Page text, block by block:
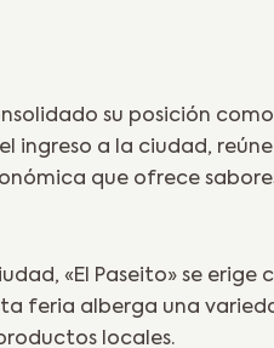
su posición
ingreso a la ciudad,
que ofrece
«El Paseito» se erige
feria alberga una
locales.